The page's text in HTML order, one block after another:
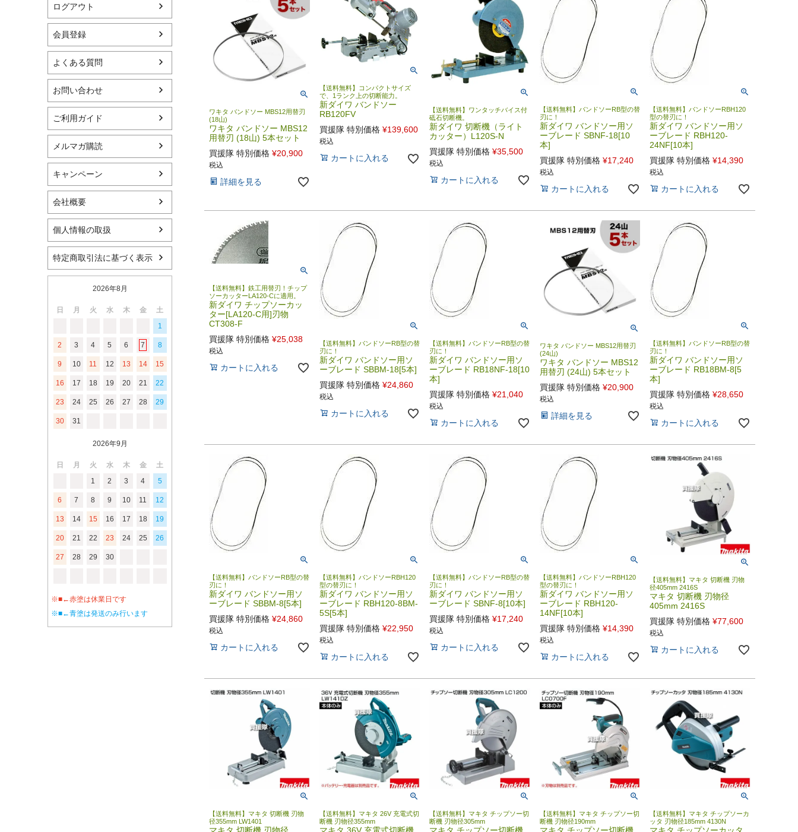
ログアウト
会員登録
よくある質問
お問い合わせ
ご利用ガイド
メルマガ購読
キャンペーン
会社概要
個人情報の取扱
特定商取引法に基づく表示
2026年8月
日 月 火 水 木 金
土
1
2 3 4 5 6 7 8
9 10 11 12 13 14 15
16 17 18 19 20 21 22
23 24 25 26 27 28 29
30 31
2026年9月
日 月 火 水 木 金
土
1
2 3 4 5
6 7 8 9 10 11 12
13 14 15 16 17 18 19
20 21 22 23 24 25 26
27 28 29 30
※■←赤塗は休業日です
※■←青塗は発送のみ行います
ワキタ バンドソー MBS12用替刃
(18山)
ワキタ バンドソー MBS12
用替刃 (18山) 5本セット
買援隊 特別価格 ¥20,900
税込
詳細を見る
【送料無料】コンパクトサイズ
で、1ランク上の切断能力。
新ダイワ バンドソー
RB120FV
買援隊 特別価格 ¥139,600
税込
カートに入れる
【送料無料】ワンタッチバイス付
砥石切断機。
新ダイワ 切断機（ライト
カッター）L120S-N
買援隊 特別価格 ¥35,500
税込
カートに入れる
【送料無料】バンドソーRB型の替
刃に！
新ダイワ バンドソー用ソ
ーブレード SBNF-18[10
本]
買援隊 特別価格 ¥17,240
税込
カートに入れる
【送料無料】バンドソーRBH120
型の替刃に！
新ダイワ バンドソー用ソ
ーブレード RBH120-
24NF[10本]
買援隊 特別価格 ¥14,390
税込
カートに入れる
【送料無料】鉄工用替刃！チップ
ソーカッターLA120-Cに適用。
新ダイワ チップソーカッ
ター[LA120-C用]刃物
CT308-F
買援隊 特別価格 ¥25,038
税込
カートに入れる
【送料無料】バンドソーRB型の替
刃に！
新ダイワ バンドソー用ソ
ーブレード SBBM-18[5本]
買援隊 特別価格 ¥24,860
税込
カートに入れる
【送料無料】バンドソーRB型の替
刃に！
新ダイワ バンドソー用ソ
ーブレード RB18NF-18[10
本]
買援隊 特別価格 ¥21,040
税込
カートに入れる
ワキタ バンドソー MBS12用替刃
(24山)
ワキタ バンドソー MBS12
用替刃 (24山) 5本セット
買援隊 特別価格 ¥20,900
税込
詳細を見る
【送料無料】バンドソーRB型の替
刃に！
新ダイワ バンドソー用ソ
ーブレード RB18BM-8[5
本]
買援隊 特別価格 ¥28,650
税込
カートに入れる
【送料無料】バンドソーRB型の替
刃に！
新ダイワ バンドソー用ソ
ーブレード SBBM-8[5本]
買援隊 特別価格 ¥24,860
税込
カートに入れる
【送料無料】バンドソーRBH120
型の替刃に！
新ダイワ バンドソー用ソ
ーブレード RBH120-8BM-
5S[5本]
買援隊 特別価格 ¥22,950
税込
カートに入れる
【送料無料】バンドソーRB型の替
刃に！
新ダイワ バンドソー用ソ
ーブレード SBNF-8[10本]
買援隊 特別価格 ¥17,240
税込
カートに入れる
【送料無料】バンドソーRBH120
型の替刃に！
新ダイワ バンドソー用ソ
ーブレード RBH120-
14NF[10本]
買援隊 特別価格 ¥14,390
税込
カートに入れる
【送料無料】マキタ 切断機 刃物
径405mm 2416S
マキタ 切断機 刃物径
405mm 2416S
買援隊 特別価格 ¥77,600
税込
カートに入れる
【送料無料】マキタ 切断機 刃物
径355mm LW1401
マキタ 切断機 刃物径
【送料無料】マキタ 26V 充電式切
断機 刃物径355mm
マキタ 36V 充電式切断機
【送料無料】マキタ チップソー切
断機 刃物径305mm
マキタ チップソー切断機
【送料無料】マキタ チップソー切
断機 刃物径190mm
マキタ チップソー切断機
【送料無料】マキタ チップソーカ
ッタ 刃物径185mm 4130N
マキタ チップソーカッタ